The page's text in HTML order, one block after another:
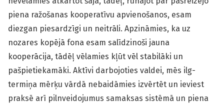
piena ražošanas kooperatīvu apvienošanos, esam
diezgan piesardzīgi un neitrāli. Apzināmies, ka uz
nozares kopējā fona esam salīdzinoši jauna
kooperācija, tādēļ vēlamies kļūt vēl stabilāki un
pašpietiekamāki. Aktīvi darbojoties valdei, mēs ilg-
termiņa mērķu vārdā nebaidāmies izvērtēt un ieviest
praksē arī pilnveidojumus samaksas sistēmā un piena